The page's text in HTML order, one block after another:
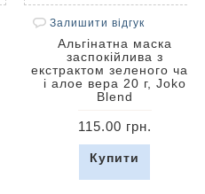
Залишити відгук
Альгінатна маска
заспокійлива з
екстрактом зеленого чаю
і алое вера 20 г, Joko
Blend
115.00 грн.
Купити